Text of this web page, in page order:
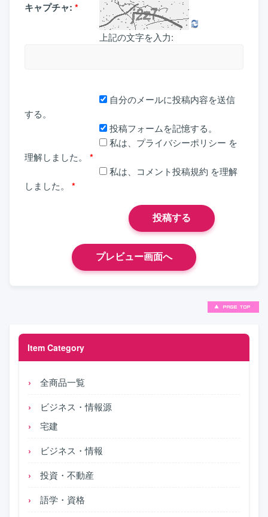
Item Category
全商品一覧
ビジネス・情報源
宅建
ビジネス・情報
投資・不動産
語学・資格
キャプチャ: *
上記の文字を入力:
自分のメールに投稿内容を送信
する。
投稿フォームを記憶する。
私は、 プライバシーポリシー を
理解しました。
*
私は、 コメント投稿規約 を理解
しました。
*